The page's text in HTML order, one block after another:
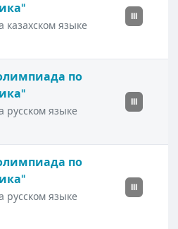
казахском языке
III
по
русском языке
III
по
русском языке
III